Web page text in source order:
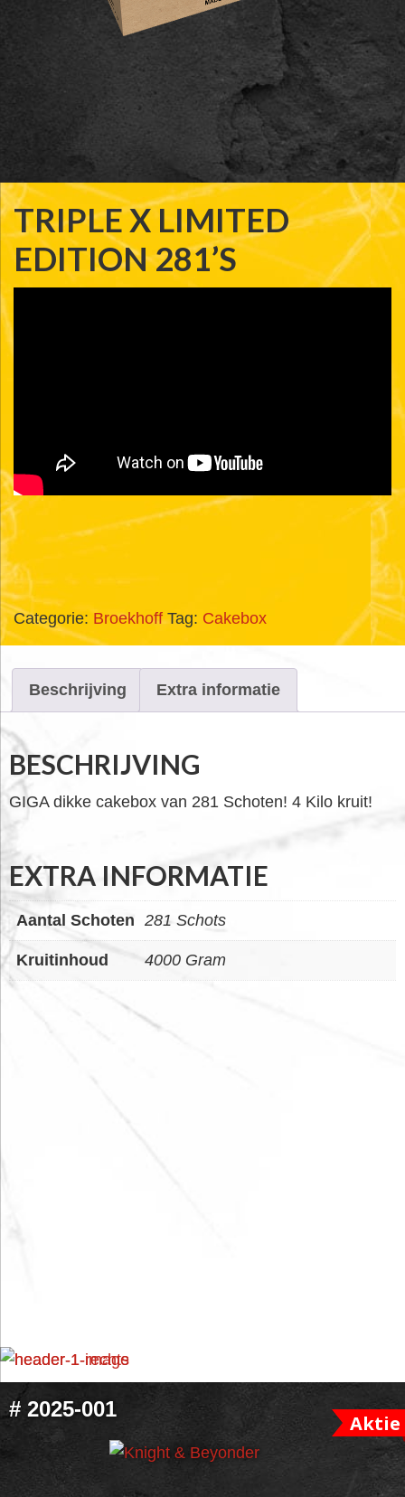
TRIPLE X LIMITED
EDITION 281’S
Categorie: Broekhoff Tag: Cakebox
Beschrijving Extra informatie
BESCHRIJVING
GIGA dikke cakebox van 281 Schoten! 4 Kilo kruit!
EXTRA INFORMATIE
Aantal Schoten 281 Schots
Kruitinhoud 4000 Gram
FOOTER
WIDGET
HEADER
# 2025-001
Aktie